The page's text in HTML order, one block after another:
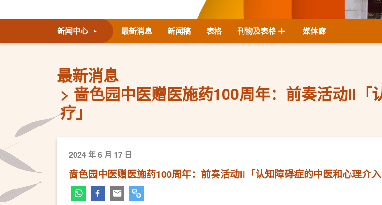
新闻中心 最新消息 新闻稿 表格 刊物及表格 媒体廊
最新消息
啬色园中医赠医施药100周年：前奏活动II「
疗」
2024 年 6 月 17 日
啬色园中医赠医施药100周年：前奏活动II「认知障碍症的中医和心理介入